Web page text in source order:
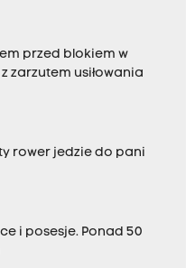
przed blokiem w
zarzutem usiłowania
rower jedzie do pani
i posesje. Ponad 50